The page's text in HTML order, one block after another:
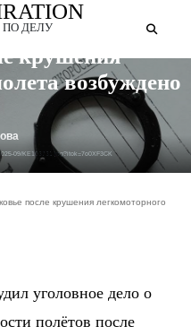
ДЕЛУ
09/KE103731.jpg?itok=7o0XF3CK
крушения
возбуждено
после крушения легкомоторного
уголовное дело о
полётов после